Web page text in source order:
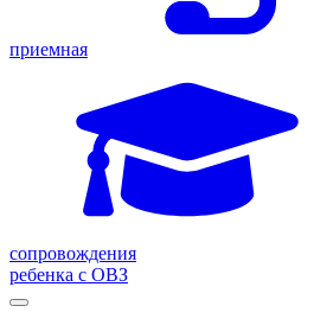
приемная
сопровождения
ребенка с ОВЗ